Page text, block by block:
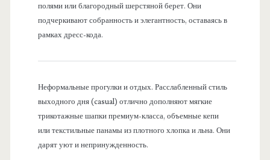
полями или благородный шерстяной берет. Они
подчеркивают собранность и элегантность, оставаясь в
рамках дресс-кода.
Неформальные прогулки и отдых. Расслабленный стиль
выходного дня (casual) отлично дополняют мягкие
трикотажные шапки премиум-класса, объемные кепи
или текстильные панамы из плотного хлопка и льна. Они
дарят уют и непринужденность.